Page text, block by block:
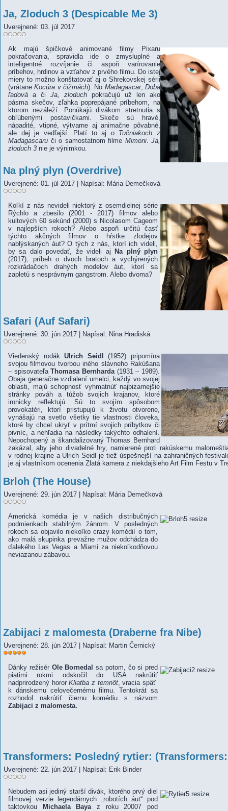
Ja, Zloduch 3 (Despicable Me 3)
Uverejnené: 03. júl 2017
Ak majú špičkové animované filmy Pixaru
pokračovania, spravidla ide o zmysluplné a
inteligentné rozvíjanie či aspoň varírovanie
príbehov, hrdinov a vzťahov z prvého filmu. Do istej
miery to možno konštatovať aj o Shrekovskej sérii
(vrátaneKocúra v čižmách). No Madagascar,Doba
ľadová a či Ja, zloduch pokračujú už len ako
pásma skečov, zľahka poprepájané príbehom, na
ktorom nezáleží. Ponúkajú divákom stretnutia s
obľúbenými postavičkami. Skeče sú hravé,
nápadité, vtipné, výtvarne aj animačne pôvabné,
ale dej je vedľajší. Platí to aj o Tučniakoch z
Madagascaru či o samostatnom filme Mimoni. Ja,
zloduch 3 nie je výnimkou.
Na plný plyn (Overdrive)
Uverejnené: 01. júl 2017 Napísal: Mária Demečková
Koľkí z nás nevideli niektorý z osemdielnej série
Rýchlo a zbesilo (2001 - 2017) filmov alebo
kultových 60 sekúnd (2000) s Nicolasom Cageom
v najlepších rokoch? Alebo aspoň určitú časť
týchto akčných filmov o hŕstke zlodejov
nablýskaných áut? O tých z nás, ktorí ich videli,
by sa dalo povedať, že videli aj
Na plný plyn
(2017), príbeh o dvoch bratoch a vychýrených
rozkrádačoch drahých modelov áut, ktorí sa
zapletú s nesprávnym gangstrom. Alebo dvoma?
Safari (Auf Safari)
Uverejnené: 30. jún 2017 Napísal: Nina Hradiská
Viedenský rodákUlrich Seidl(1952) pripomína
svojou filmovou tvorbou iného slávneho Rakúšana
– spisovateľaThomasa Bernharda (1931 – 1989).
Obaja generačne vzdialení umelci, každý vo svojej
oblasti, majú schopnosť vyhmatnúť najbizarnejšie
stránky pováh a túžob svojich krajanov, ktoré
ironicky reflektujú. Sú to svojím spôsobom
provokatéri, ktorí pristupujú k životu otvorene,
vynášajú na svetlo všetky tie vlastnosti človeka,
ktoré by chcel ukryť v prítmí svojich príbytkov či
pivníc, a nehľadia na následky takýchto odhalení.
Nepochopený a škandalizovaný Thomas Bernhard
zakázal, aby jeho divadelné hry, namierené proti rakúskemu
v rodnej krajine a Ulrich Seidl je tiež úspešnejší na zahraničných
je aj vlastníkom ocenenia Zlatá kamera z niekdajšieho Art Film Festu v
Brloh (The House)
Uverejnené: 29. jún 2017 Napísal: Mária Demečková
Americká komédia je v našich distribučných
podmienkach stabilným žánrom. V posledných
rokoch sa objavilo niekoľko crazy komédií o tom,
ako malá skupinka prevažne mužov odchádza do
ďalekého Las Vegas a Miami za niekoľkodňovou
neviazanou zábavou.
Zabijaci z malomesta (Draberne fra Nibe)
Uverejnené: 28. jún 2017
Napísal: Martin Černický
používateľov: 5/5
Dánky režisér Ole Bornedal sa potom, čo si pred
piatimi rokmi odskočil do USA nakrútiť
nadprirodzený hororKliatba z temnôt, vracia späť
k dánskemu celovečernému filmu. Tentokrát sa
rozhodol nakrútiť čiernu komédiu s názvom
Zabijaci z malomesta.
Transformers: Posledný rytier:
Uverejnené: 22. jún 2017 Napísal: Erik Binder
Nebudem asi jediný starší divák, ktorého prvý diel
filmovej verzie legendárnych „robotích áut“ pod
taktovkou Michaela Bayaz roku 20007 pod